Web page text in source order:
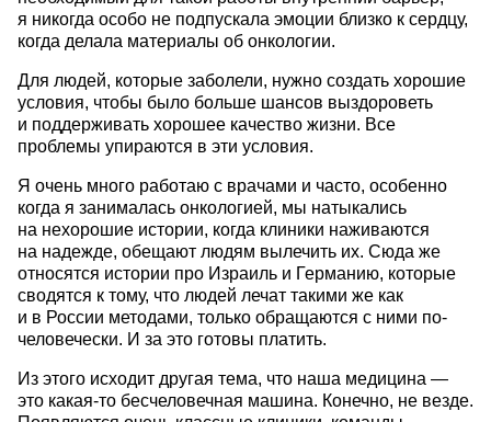
я никогда особо не подпускала эмоции близко к сердцу,
когда делала материалы об онкологии.
Для людей, которые заболели, нужно создать хорошие
условия, чтобы было больше шансов выздороветь
и поддерживать хорошее качество жизни. Все
проблемы упираются в эти условия.
Я очень много работаю с врачами и часто, особенно
когда я занималась онкологией, мы натыкались
на нехорошие истории, когда клиники наживаются
на надежде, обещают людям вылечить их. Сюда же
относятся истории про Израиль и Германию, которые
сводятся к тому, что людей лечат такими же как
и в России методами, только обращаются с ними по-
человечески. И за это готовы платить.
Из этого исходит другая тема, что наша медицина —
это какая-то бесчеловечная машина. Конечно, не везде.